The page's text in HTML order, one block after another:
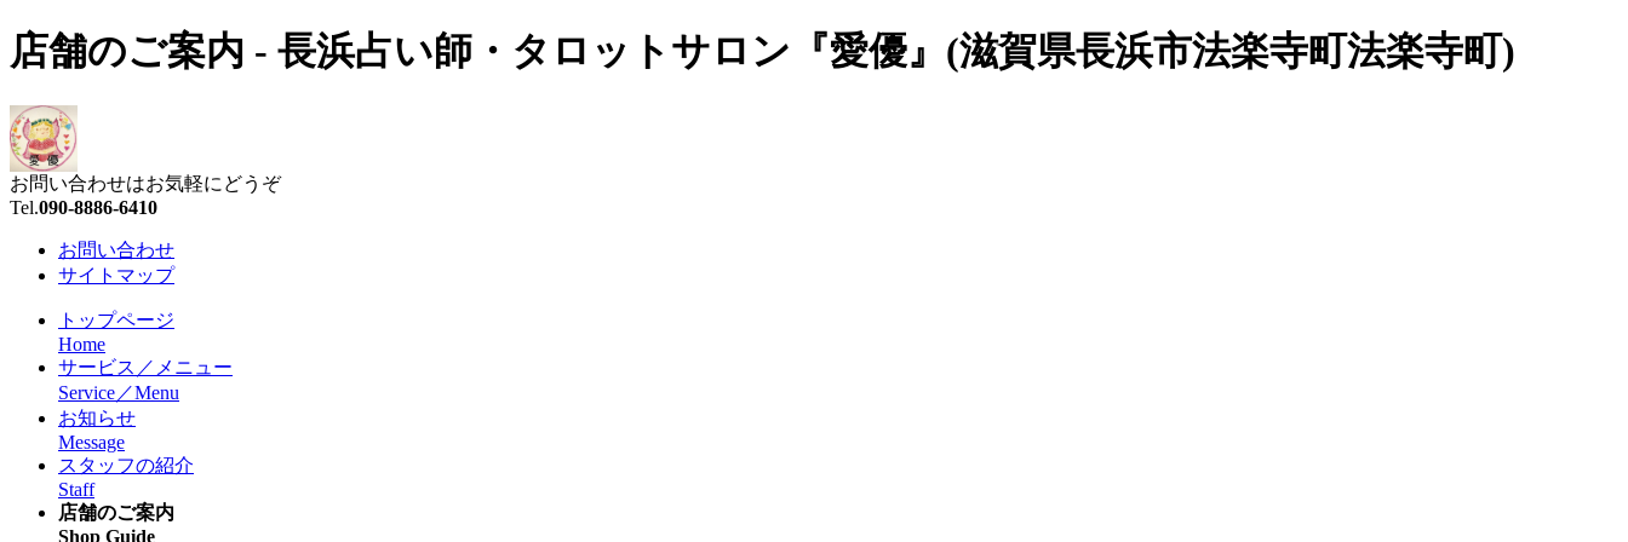
店舗のご案内 - 長浜占い師・タロットサロン『愛優』(滋賀県長浜市法楽寺町法楽寺町)
お問い合わせはお気軽にどうぞ
Tel.090-8886-6410
お問い合わせ
サイトマップ
トップページ
Home
サービス／メニュー
Service／Menu
お知らせ
Message
スタッフの紹介
Staff
店舗のご案内
Shop Guide